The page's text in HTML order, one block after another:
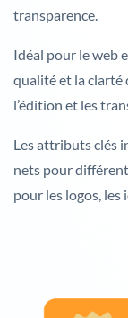
transparence.
Idéal pour le web
qualité et la clarté
l’édition et les
Les attributs clés
nets pour
pour les logos, les